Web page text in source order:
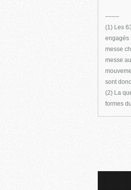
-------
(1) Les
engagés
messe
messe
sont
(2) La
formes